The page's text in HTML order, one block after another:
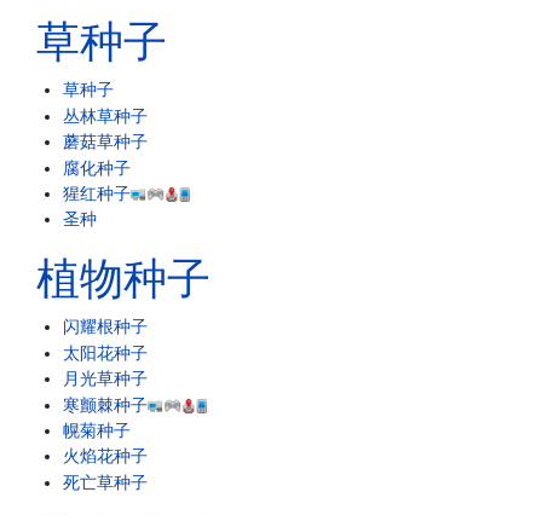
草种子
草种子
丛林草种子
蘑菇草种子
腐化种子
猩红种子
圣种
植物种子
闪耀根种子
太阳花种子
月光草种子
寒颤棘种子
幌菊种子
火焰花种子
死亡草种子